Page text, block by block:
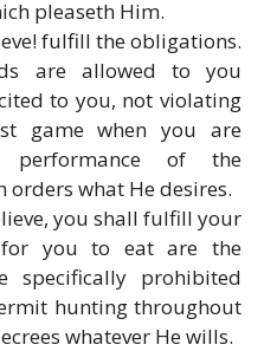
pleaseth Him.
fulfill the obligations.
are allowed to you
to you, not violating
game when you are
of the
what He desires.
you shall fulfill your
for you to eat are the
specifically prohibited
hunting throughout
whatever He wills.